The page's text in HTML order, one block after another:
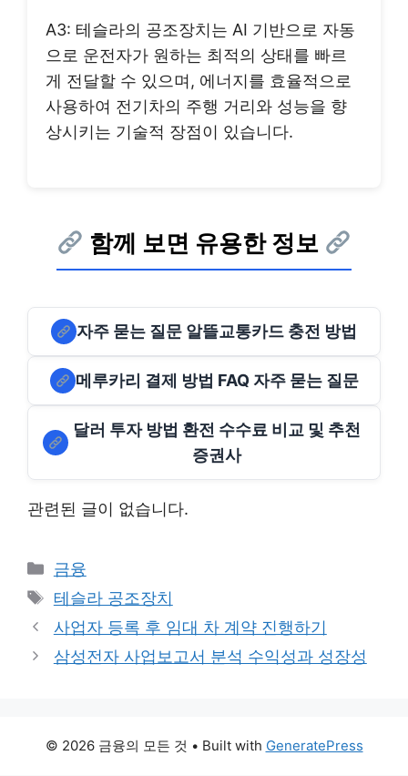
A3: 테슬라의 공조장치는 AI 기반으로 자동
으로 운전자가 원하는 최적의 상태를 빠르
게 전달할 수 있으며, 에너지를 효율적으로
사용하여 전기차의 주행 거리와 성능을 향
상시키는 기술적 장점이 있습니다.
함께 보면 유용한 정보
자주 묻는 질문 알뜰교통카드 충전 방법
메루카리 결제 방법 FAQ 자주 묻는 질문
달러 투자 방법 환전 수수료 비교 및 추천
증권사
관련된 글이 없습니다.
Categories
금융
Tags
테슬라 공조장치
사업자 등록 후 임대 차 계약 진행하기
삼성전자 사업보고서 분석 수익성과 성장성
© 2026 금융의 모든 것 • Built with GeneratePress